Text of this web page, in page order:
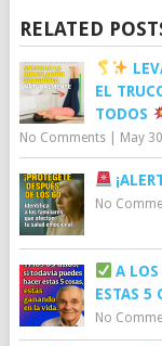
RELATED
EL
TODOS
No Comments| May
No
A
ESTAS 5
No